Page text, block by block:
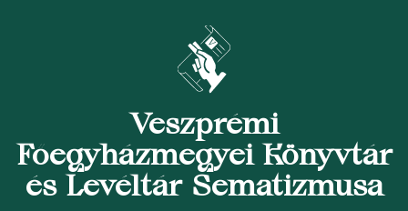
Veszprémi
Főegyházmegyei Könyvtár
és Levéltár Sematizmusa